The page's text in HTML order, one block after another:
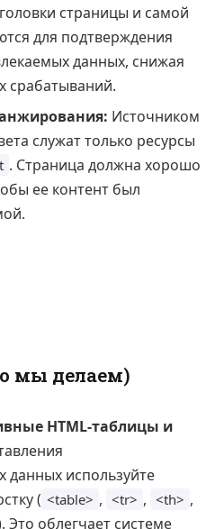
страницы и самой
для подтверждения
данных, снижая
срабатываний.
Источником
служат только ресурсы
. Страница должна хорошо
ее контент был
мы делаем)
HTML-таблицы и
данных используйте
( <table> , <tr> , <th> ,
Это облегчает системе